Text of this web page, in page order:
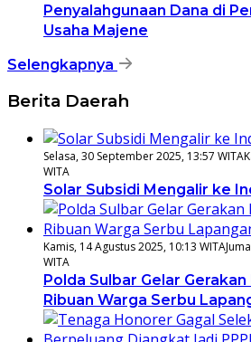
Penyalahgunaan Dana di
Usaha Majene
Selengkapnya
Berita Daerah
Selasa, 30 September 2025, 13:57 WITA
WITA
Solar Subsidi Mengalir ke
Kamis, 14 Agustus 2025, 10:13 WITA
WITA
Polda Sulbar Gelar Gerakan
Ribuan Warga Serbu